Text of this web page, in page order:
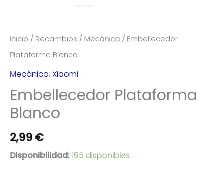
Inicio / Recambios / Mecánica / Embellecedor
Plataforma Blanco
Mecánica, Xiaomi
Embellecedor Plataforma
Blanco
2,99 €
Disponibilidad:195 disponibles